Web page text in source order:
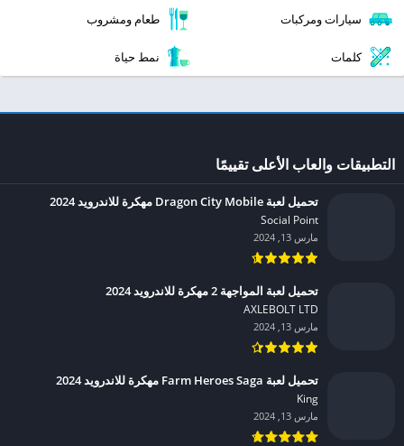
سيارات ومركبات طعام ومشروب
كلمات نمط حياة
التطبيقات والعاب الأعلى تقييمًا
تحميل لعبة Dragon City Mobile مهكرة للاندرويد 2024
Social Point‏
مارس 13, 2024
تحميل لعبة المواجهة 2 مهكرة للاندرويد 2024
AXLEBOLT LTD‏
مارس 13, 2024
تحميل لعبة Farm Heroes Saga مهكرة للاندرويد 2024
King‏
مارس 13, 2024